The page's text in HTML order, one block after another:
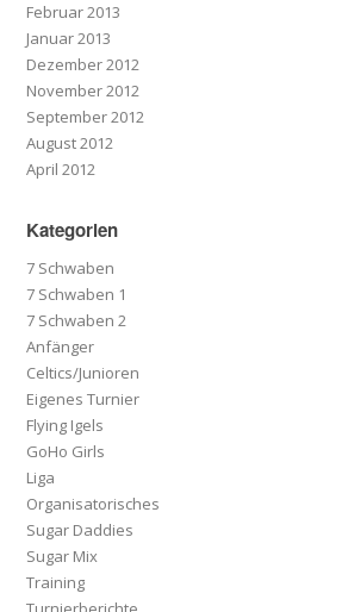
Februar 2013
Januar 2013
Dezember 2012
November 2012
September 2012
August 2012
April 2012
Kategorien
7 Schwaben
7 Schwaben 1
7 Schwaben 2
Anfänger
Celtics/Junioren
Eigenes Turnier
Flying Igels
GoHo Girls
Liga
Organisatorisches
Sugar Daddies
Sugar Mix
Training